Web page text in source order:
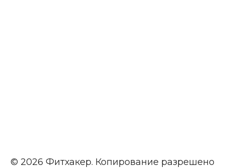
© 2026 Фитхакер. Копирование разрешено